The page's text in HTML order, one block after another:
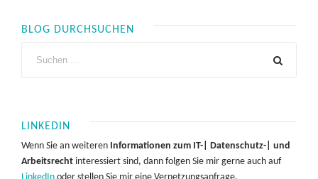
BLOG DURCHSUCHEN
LINKEDIN
Wenn Sie an weiteren Informationen zum IT-| Datenschutz-| und
Arbeitsrecht interessiert sind, dann folgen Sie mir gerne auch auf